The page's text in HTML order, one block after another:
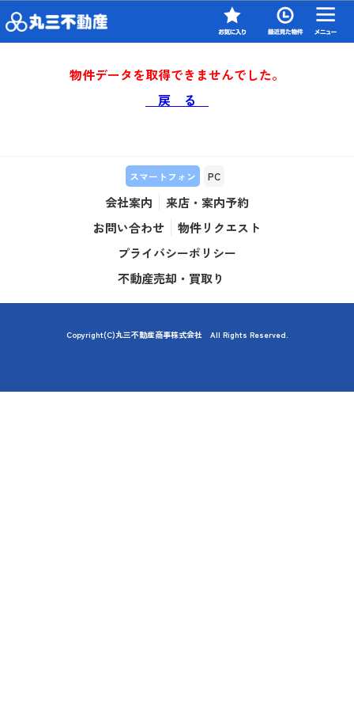
物件データを取得できませんでした。
戻 る
スマートフォン PC
会社案内
来店・案内予約
お問い合わせ
物件リクエスト
プライバシーポリシー
不動産売却・買取り
Copyright(C)丸三不動産商事株式会社 All Rights Reserved.